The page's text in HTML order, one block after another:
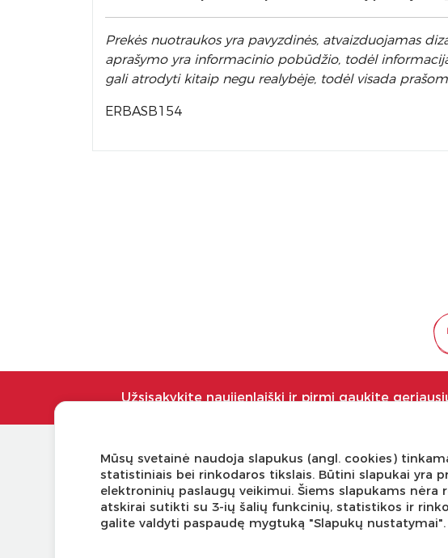
Prekės nuotraukos yra pavyzdinės, atvaizduojamas
aprašymo yra informacinio pobūdžio, todėl
gali atrodyti kitaip negu realybėje, todėl visada
ERBASB154
Užsisakykite naujienlaiškį ir pirmi gaukite
KLIENTŲ APTARNAVIMAS
Pirkimo – pardavimo taisyklės
Pristatymas ir grąžinimas
Apmokėjimo būdai
NAUDINGA ŽINOTI
Tinklaraštis
Kodomo edukacijos
Kūrybinės dirbtuvės
Mūsų svetainė naudoja slapukus (angl. cookies)
statistiniais bei rinkodaros tikslais. Būtini slapukai yra
elektroninių paslaugų veikimui. Šiems slapukams nėra
atskirai sutikti su 3-ių šalių funkcinių, statistikos ir
galite valdyti paspaudę mygtuką "Slapukų nustatymai".